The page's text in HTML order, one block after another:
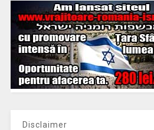
Disclaimer